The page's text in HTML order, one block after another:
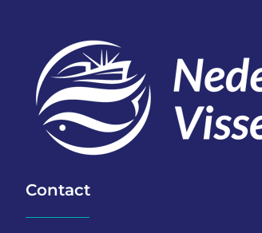
Contact